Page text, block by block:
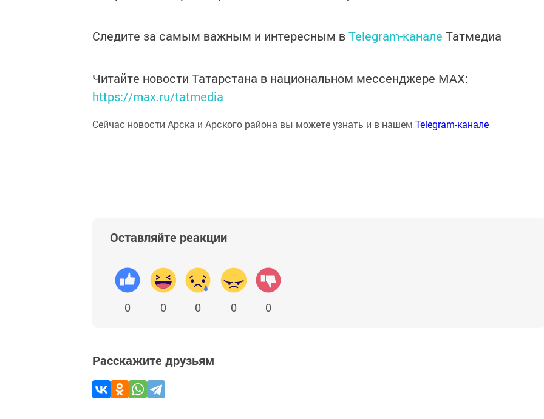
Следите за самым важным и интересным вTelegram-канале Татмедиа
Читайте новости Татарстана в национальном мессенджере MАХ:
https://max.ru/tatmedia
Сейчас новости Арска и Арского района вы можете узнать и в нашем Telegram-канале
Оставляйте реакции
0 0 0 0 0
Расскажите друзьям